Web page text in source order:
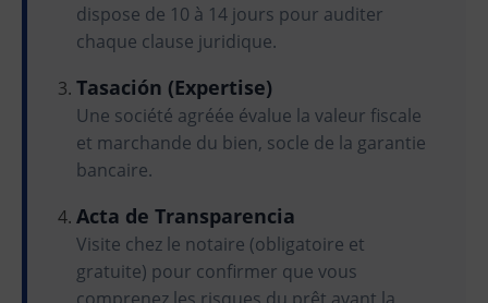
dispose de 10 à 14 jours pour auditer
chaque clause juridique.
Tasación (Expertise)
Une société agréée évalue la valeur fiscale
et marchande du bien, socle de la garantie
bancaire.
Acta de Transparencia
Visite chez le notaire (obligatoire et
gratuite) pour confirmer que vous